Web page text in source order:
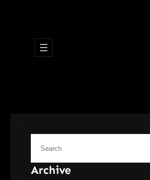
a
Archive